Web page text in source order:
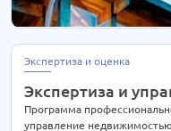
Экспертиза и оценка
Экспертиза и
Программа
управление